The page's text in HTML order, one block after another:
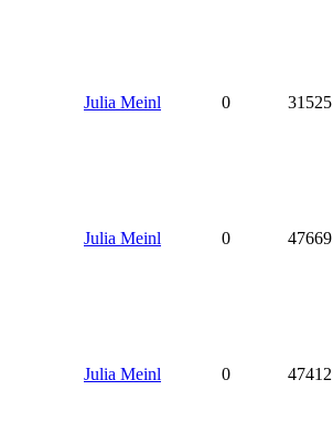
Julia Meinl 0 31525
Julia Meinl 0 47669
Julia Meinl 0 47412